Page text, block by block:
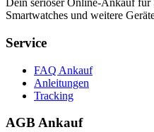
Dein seriöser Online-Ankauf für
Smartwatches und weitere
Service
FAQ Ankauf
Anleitungen
Tracking
AGB Ankauf